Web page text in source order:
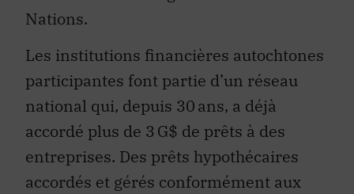
Nations.
Les institutions financières autochtones
participantes font partie d’un réseau
national qui, depuis 30 ans, a déjà
accordé plus de 3 G$ de prêts à des
entreprises. Des prêts hypothécaires
accordés et gérés conformément aux